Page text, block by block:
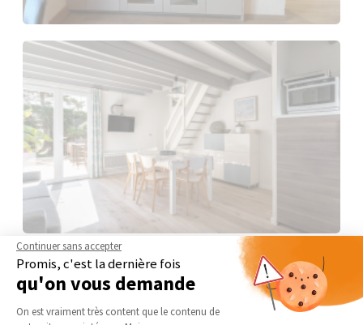
Continuer sans accepter
Promis, c'est la dernière fois
qu'on vous demande
Plateforme de Gestion du
On est vraiment très content que le contenu de